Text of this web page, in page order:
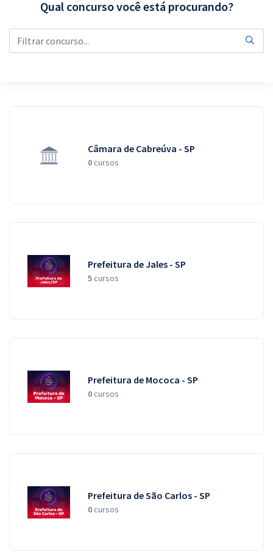
Conteúdo gratuito
Qual concurso você está procurando?
Câmara de Cabreúva - SP
0cursos
Prefeitura de Jales - SP
5cursos
Prefeitura de Mococa - SP
0cursos
Prefeitura de São Carlos - SP
0cursos